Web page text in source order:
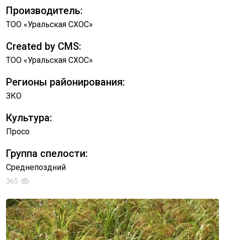
Производитель:
ТОО «Уральская СХОС»
Created by CMS:
ТОО «Уральская СХОС»
Регионы районирования:
ЗКО
Культура:
Просо
Группа спелости:
Среднепоздний
365